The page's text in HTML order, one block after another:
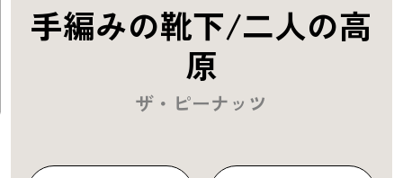
手編みの靴下/二人の高
原
ザ・ピーナッツ